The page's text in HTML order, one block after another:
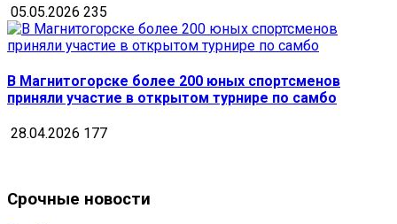
05.05.2026 235
В Магнитогорске более 200 юных спортсменов
приняли участие в открытом турнире по самбо
28.04.2026 177
Срочные новости